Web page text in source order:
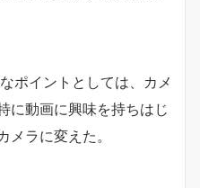
ポイントとしては、カメ
に動画に興味を持ちはじ
ラに変えた。